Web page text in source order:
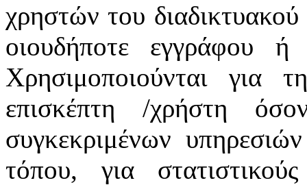
χρηστών του
οιουδήποτε εγγράφου
Χρησιμοποιούνται για
επισκέπτη /χρήστη
συγκεκριμένων
τόπου, για